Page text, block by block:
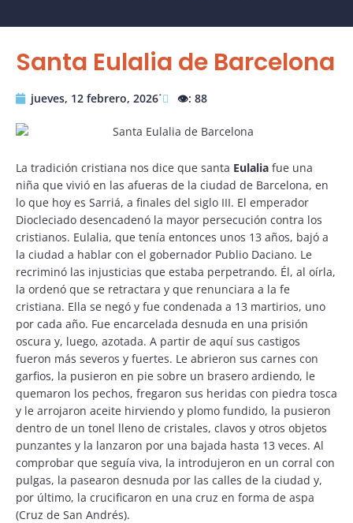
Santa Eulalia de Barcelona
jueves, 12 febrero, 2026˙ 👁️: 88
La tradición cristiana nos dice que santa Eulalia fue una
niña que vivió en las afueras de la ciudad de Barcelona, en
lo que hoy es Sarriá, a finales del siglo III. El emperador
Diocleciado desencadenó la mayor persecución contra los
cristianos. Eulalia, que tenía entonces unos 13 años, bajó a
la ciudad a hablar con el gobernador Publio Daciano. Le
recriminó las injusticias que estaba perpetrando. Él, al oírla,
la ordenó que se retractara y que renunciara a la fe
cristiana. Ella se negó y fue condenada a 13 martirios, uno
por cada año. Fue encarcelada desnuda en una prisión
oscura y, luego, azotada. A partir de aquí sus castigos
fueron más severos y fuertes. Le abrieron sus carnes con
garfios, la pusieron en pie sobre un brasero ardiendo, le
quemaron los pechos, fregaron sus heridas con piedra tosca
y le arrojaron aceite hirviendo y plomo fundido, la pusieron
dentro de un tonel lleno de cristales, clavos y otros objetos
punzantes y la lanzaron por una bajada hasta 13 veces. Al
comprobar que seguía viva, la introdujeron en un corral con
pulgas, la pasearon desnuda por las calles de la ciudad y,
por último, la crucificaron en una cruz en forma de aspa
(Cruz de San Andrés).